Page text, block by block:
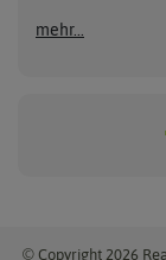
Klammern
Reinigung
mehr...
© Copyright 2026